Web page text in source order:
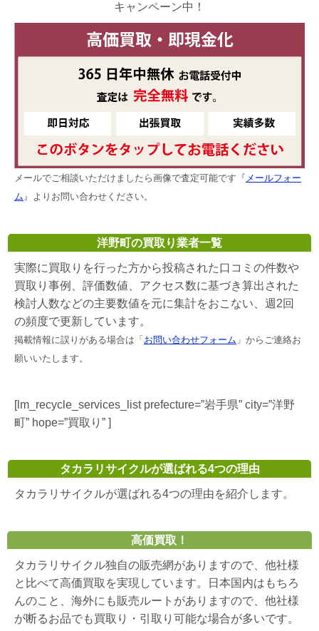
キャンペーン中！
メールでご相談いただけましたら画像で査定可能です『 メールフォー
ム 』よりお問い合わせください。
洋野町の買取り業者一覧
実際に買取りを行った方から投稿された口コミの件数や
買取り事例、評価数値、アクセス数に基づき算出された
検討人数などの主要数値を元に集計をおこない、週2回
の頻度で更新しています。
掲載情報に誤りがある場合は「 お問い合わせフォーム 」からご連絡お
願いいたします。
[lm_recycle_services_list prefecture=”岩手県” city=”洋野
町” hope=”買取り” ]
タカラリサイクルが選ばれる4つの理由
タカラリサイクルが選ばれる4つの理由を紹介します。
高価買取！
タカラリサイクル独自の販売網がありますので、他社様
と比べて高価買取を実現しています。日本国内はもちろ
んのこと、海外にも販売ルートがありますので、他社様
が断るお品でも買取り・引取り可能な場合が多いです。